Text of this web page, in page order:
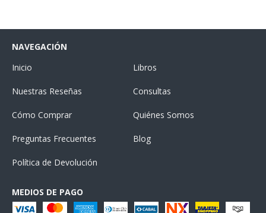
NAVEGACIÓN
Inicio
Libros
Nuestras Reseñas Consultas
Cómo Comprar Quiénes Somos
Preguntas Frecuentes Blog
Política de Devolución
MEDIOS DE PAGO